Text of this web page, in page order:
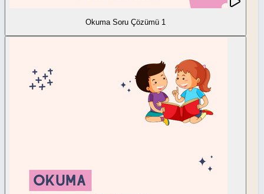
Okuma Soru Çözümü 1